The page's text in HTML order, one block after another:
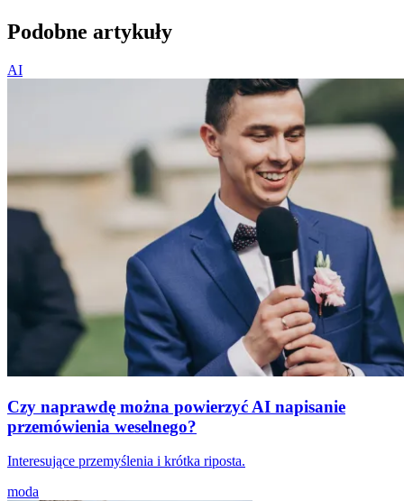
Podobne artykuły
AI
Czy naprawdę można powierzyć AI napisanie
przemówienia weselnego?
Interesujące przemyślenia i krótka riposta.
moda